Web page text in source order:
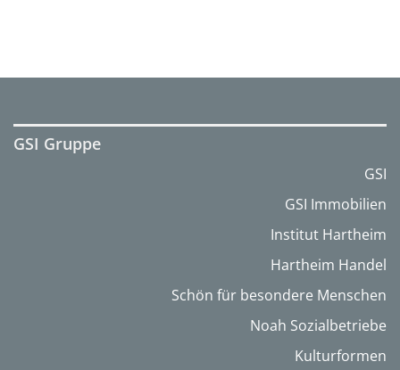
GSI Gruppe
GSI
GSI Immobilien
Institut Hartheim
Hartheim Handel
Schön für besondere Menschen
Noah Sozialbetriebe
Kulturformen